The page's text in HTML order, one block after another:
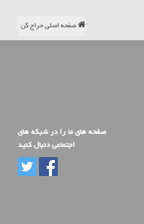
صفحه اصلی حراج کن
صفحه های ما را در شبکه های
اجتماعی دنبال کنید